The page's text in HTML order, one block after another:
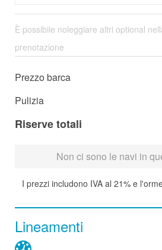
È possibile noleggiare altri optional
prenotazione
Prezzo barca
Pulizia
Riserve totali
Non ci sono le navi in
I prezzi includono IVA al 21% e
Lineamenti